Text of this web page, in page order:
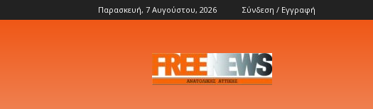
Παρασκευή, 7 Αυγούστου, 2026 Σύνδεση / Εγγραφή